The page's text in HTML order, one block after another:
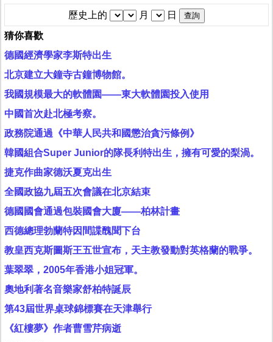
歷史上的 月 日
猜你喜歡
德國經濟學家李斯特出生
北京建立大鐘寺古鐘博物館。
我國規模最大的軟體園——東大軟體園投入使用
中國首次赴北極考察。
政務院通過《中華人民共和國懲治貪污條例》
韓國組合Super Junior的隊長利特出生，擁有可愛的梨渦。
捷克作曲家德沃夏克出生
全國政協九屆五次會議在北京結束
德國國會通過包裝國會大廈——柏林計畫
西德總理勃蘭特因間諜醜聞下台
教皇西克斯圖斯王五世宣布，天主教發動對英格蘭的戰爭。
葉翠翠，2005年香港小姐冠軍。
奧地利著名音樂家舒柏特誕辰
第43屆世界桌球錦標賽在天津舉行
《紅樓夢》作者曹雪芹病逝